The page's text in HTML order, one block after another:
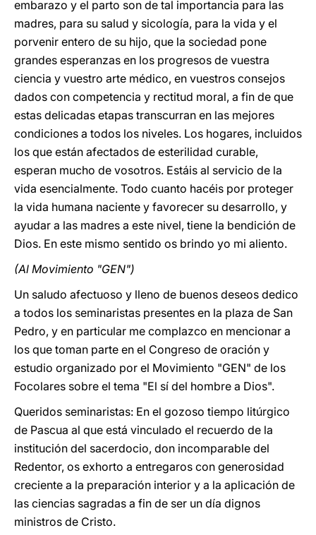
embarazo y el parto son de tal importancia para las
madres, para su salud y sicología, para la vida y el
porvenir entero de su hijo, que la sociedad pone
grandes esperanzas en los progresos de vuestra
ciencia y vuestro arte médico, en vuestros consejos
dados con competencia y rectitud moral, a fin de que
estas delicadas etapas transcurran en las mejores
condiciones a todos los niveles. Los hogares, incluidos
los que están afectados de esterilidad curable,
esperan mucho de vosotros. Estáis al servicio de la
vida esencialmente. Todo cuanto hacéis por proteger
la vida humana naciente y favorecer su desarrollo, y
ayudar a las madres a este nivel, tiene la bendición de
Dios. En este mismo sentido os brindo yo mi aliento.
(Al Movimiento "GEN")
Un saludo afectuoso y lleno de buenos deseos dedico
a todos los seminaristas presentes en la plaza de San
Pedro, y en particular me complazco en mencionar a
los que toman parte en el Congreso de oración y
estudio organizado por el Movimiento "GEN" de los
Focolares sobre el tema "El sí del hombre a Dios".
Queridos seminaristas: En el gozoso tiempo litúrgico
de Pascua al que está vinculado el recuerdo de la
institución del sacerdocio, don incomparable del
Redentor, os exhorto a entregaros con generosidad
creciente a la preparación interior y a la aplicación de
las ciencias sagradas a fin de ser un día dignos
ministros de Cristo.